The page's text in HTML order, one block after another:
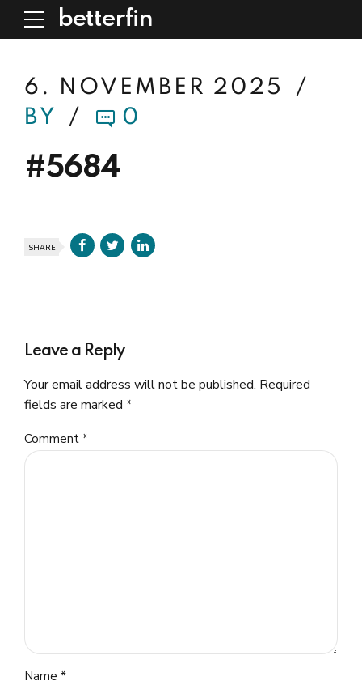
betterfin
6. NOVEMBER 2025
BY
0
#5684
SHARE
Leave a Reply
Your email address will not be published. Required
fields are marked *
Comment *
Name *